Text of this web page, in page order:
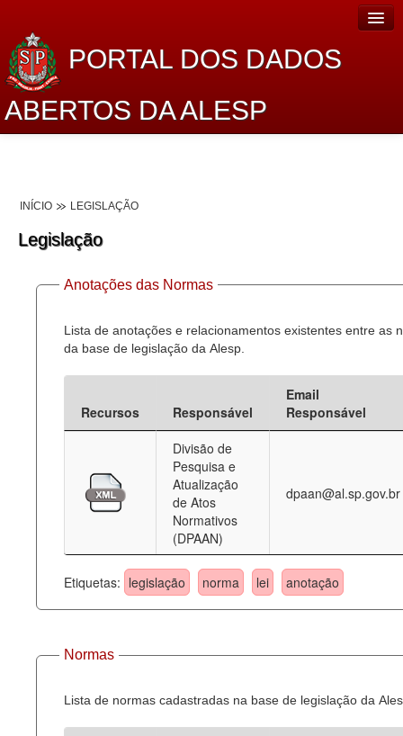
PORTAL DOS DADOS
ABERTOS DA ALESP
Dados Abertos Alesp
Lei de Acesso à Informação
Dados Governamentais Abertos
Planejamento
Deputados Estaduais
Legislação
Perguntas frequentes
Contato
INÍCIO LEGISLAÇÃO
Legislação
Anotações das Normas
Lista de anotações e relacionamentos existentes entre as
da base de legislação da Alesp.
Recursos Responsável
Email
Responsável
Divisão de
Pesquisa e
Atualização
de Atos
Normativos
(DPAAN)
dpaan@al.sp.gov.br
Etiquetas: legislação norma lei anotação
Normas
Lista de normas cadastradas na base de legislação da